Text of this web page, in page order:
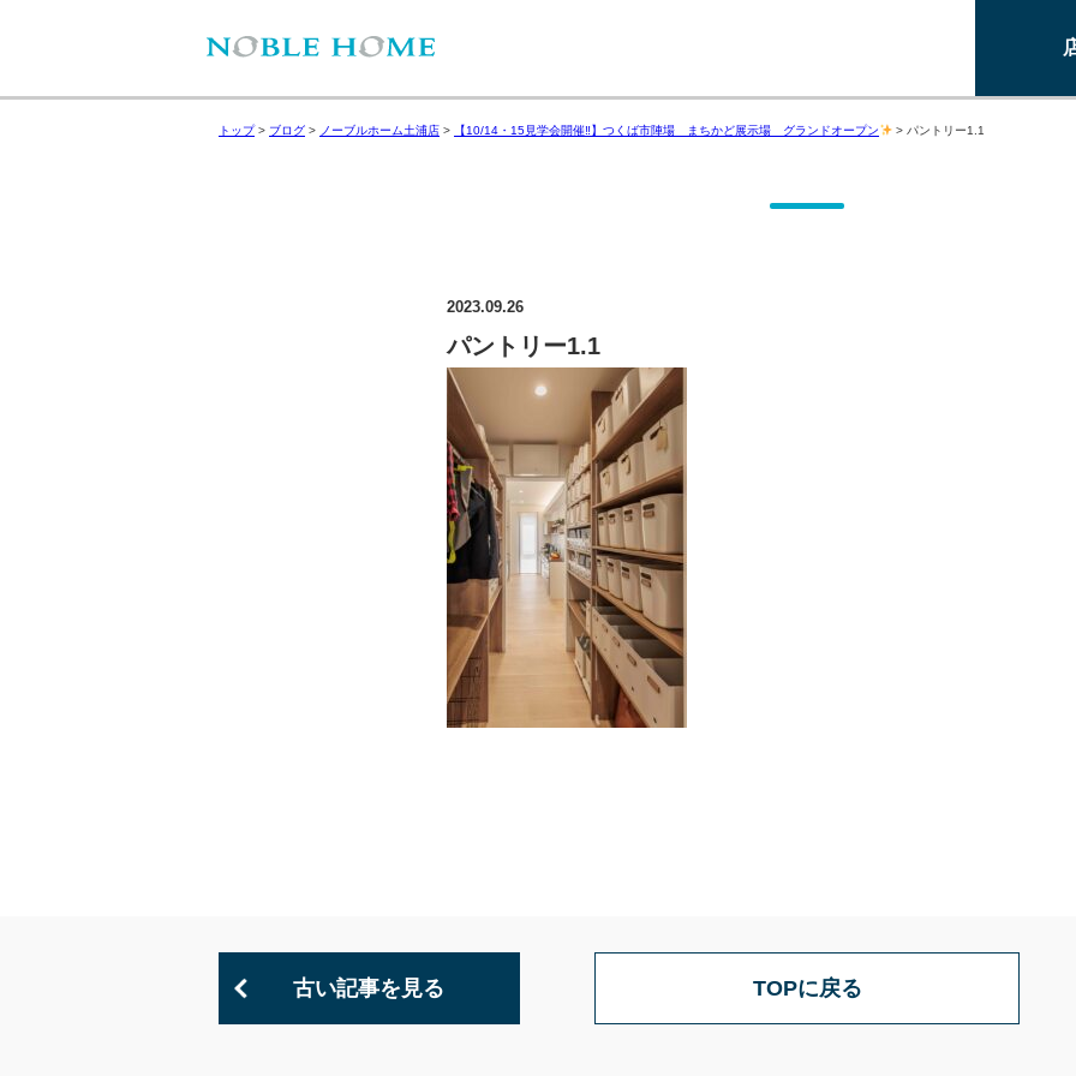
トップ> ブログ > ノーブルホーム土浦店 > 【10/14・15見学会開催‼】つくば市陣場 まちかど展示場 グランドオープン > パントリー1.1
2023.09.26
パントリー1.1
古い記事を見る TOPに戻る